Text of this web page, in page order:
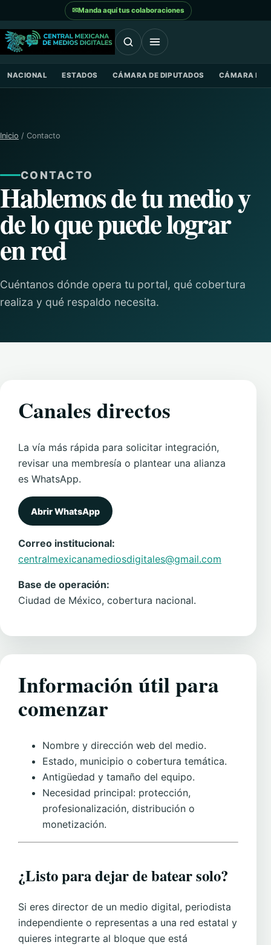
Saltar al contenido
✉Manda aquí tus colaboraciones
NACIONAL ESTADOS CÁMARA DE DIPUTADOS CÁMARA DE
Inicio / Contacto
CONTACTO
Hablemos de tu medio y
de lo que puede lograr
en red
Cuéntanos dónde opera tu portal, qué cobertura
realiza y qué respaldo necesita.
Canales directos
La vía más rápida para solicitar integración,
revisar una membresía o plantear una alianza
es WhatsApp.
Abrir WhatsApp
Correo institucional:
centralmexicanamediosdigitales@gmail.com
Base de operación:
Ciudad de México, cobertura nacional.
Información útil para
comenzar
Nombre y dirección web del medio.
Estado, municipio o cobertura temática.
Antigüedad y tamaño del equipo.
Necesidad principal: protección,
profesionalización, distribución o
monetización.
¿Listo para dejar de batear solo?
Si eres director de un medio digital, periodista
independiente o representas a una red estatal y
quieres integrarte al bloque que está